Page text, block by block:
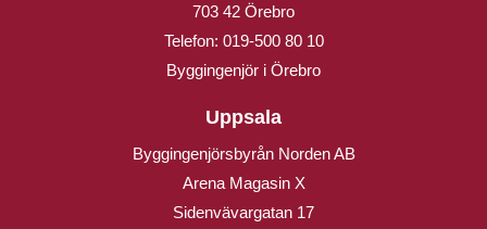
703 42 Örebro
Telefon: 019-500 80 10
Byggingenjör i Örebro
Uppsala
Byggingenjörsbyrån Norden AB
Arena Magasin X
Sidenvävargatan 17